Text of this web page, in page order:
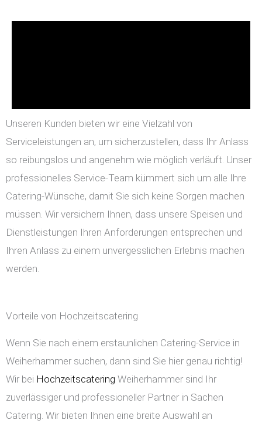
Unseren Kunden bieten wir eine Vielzahl von
Serviceleistungen an, um sicherzustellen, dass Ihr Anlass
so reibungslos und angenehm wie möglich verläuft. Unser
professionelles Service-Team kümmert sich um alle Ihre
Catering-Wünsche, damit Sie sich keine Sorgen machen
müssen. Wir versichern Ihnen, dass unsere Speisen und
Dienstleistungen Ihren Anforderungen entsprechen und
Ihren Anlass zu einem unvergesslichen Erlebnis machen
werden.
Vorteile von Hochzeitscatering
Wenn Sie nach einem erstaunlichen Catering-Service in
Weiherhammer suchen, dann sind Sie hier genau richtig!
Wir bei Hochzeitscatering Weiherhammer sind Ihr
zuverlässiger und professioneller Partner in Sachen
Catering. Wir bieten Ihnen eine breite Auswahl an